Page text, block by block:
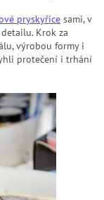
pryskyřice sami, v
Krok za
výrobou formy i
protečení i trhání